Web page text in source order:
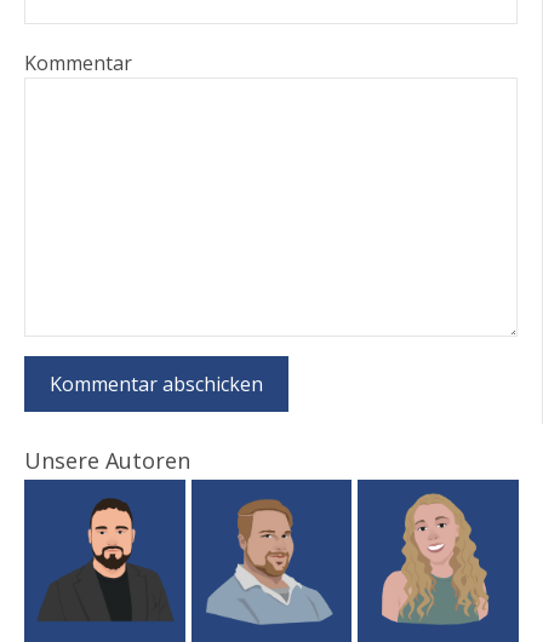
Kommentar
Unsere Autoren